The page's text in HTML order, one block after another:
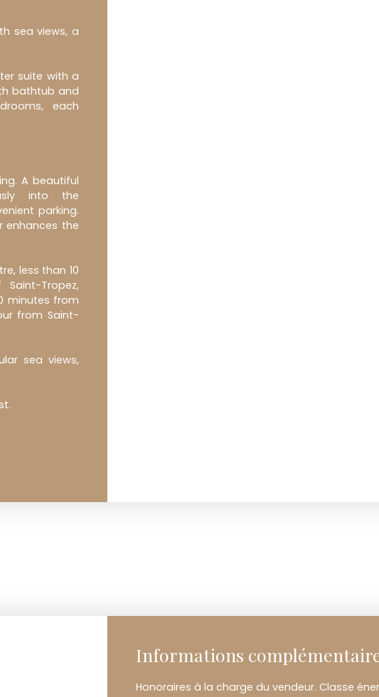
sea views, a
suite with a
bathtub and
each
A beautiful
into the
parking.
enhances the
less than 10
Tropez,
minutes from
from Saint-
sea views,
Informations
Honoraires à la charge du vendeur. Classe